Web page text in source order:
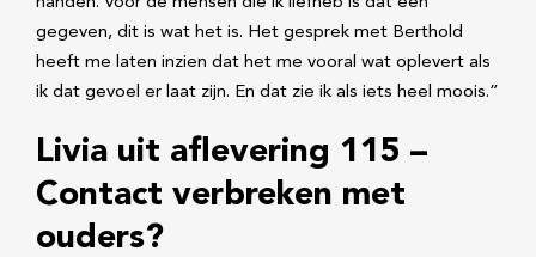
gegeven, dit is wat het is. Het gesprek met Berthold
heeft me laten inzien dat het me vooral wat oplevert als
ik dat gevoel er laat zijn. En dat zie ik als iets heel moois.”
Livia uit aflevering 115 –
Contact verbreken met
ouders?